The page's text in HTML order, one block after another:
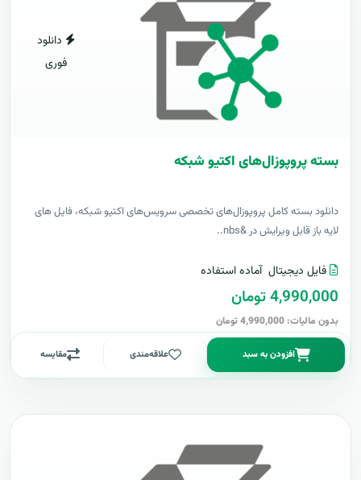
دانلود
فوری
بسته پروپوزال‌های اکتیو شبکه
دانلود بسته کامل پروپوزال‌های تخصصی سرویس‌های اکتیو شبکه، فایل های
لایه باز قابل ویرایش در &nbs..
فایل دیجیتال آماده استفاده
4,990,000 تومان
بدون مالیات: 4,990,000 تومان
افزودن به سبد علاقه‌مندی مقایسه